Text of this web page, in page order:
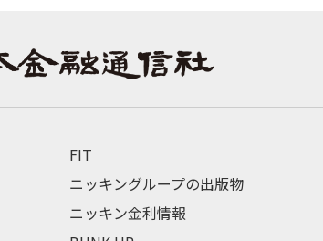
FIT
ニッキングループの出版物
ニッキン金利情報